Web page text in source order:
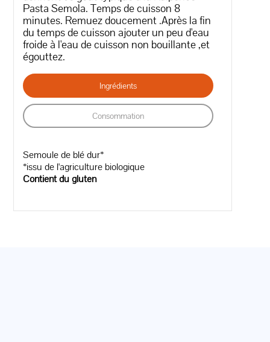
Pasta Semola. Temps de cuisson 8
minutes. Remuez doucement .Après la fin
du temps de cuisson ajouter un peu d'eau
froide à l'eau de cuisson non bouillante ,et
égouttez.
Ingrédients
Consommation
Semoule de blé dur*
*issu de l'agriculture biologique
Contient du gluten